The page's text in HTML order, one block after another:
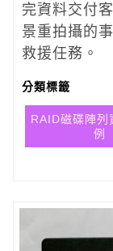
完資料交付
景重拍攝的
救援任務。
分類標籤
RAID磁碟陣列
例